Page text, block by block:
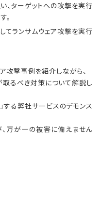
、ターゲットへの攻撃を実行
。
てランサムウェア攻撃を実行
攻撃事例を紹介しながら、
取るべき対策について解説し
する弊社サービスのデモンス
万が一の被害に備えません